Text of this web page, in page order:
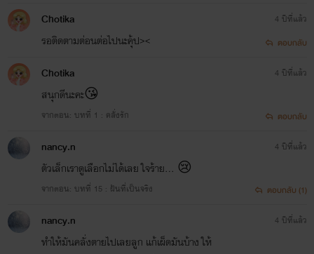
Chotika
รอติดตามต่อนต่อไปนะคุ้ป><
4 ปีที่แล้ว
ตอบกลับ
Chotika
สนุกดีนะคะ😘
จากตอน: บทที่ 1 : คลั่งรัก
4 ปีที่แล้ว
ตอบกลับ
nancy.n
ตัวเล็กเราดูเลือกไม่ได้เลย ใจร้าย… 😢
จากตอน: บทที่ 15 : ฝันที่เป็นจริง
4 ปีที่แล้ว
ตอบกลับ (1)
nancy.n
ทำให้มันคลั่งตายไปเลยลูก แก้เผ็ดมันบ้าง ให้
4 ปีที่แล้ว